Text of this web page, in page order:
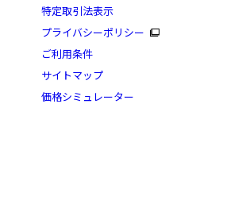
特定取引法表示
プライバシーポリシー
ご利用条件
サイトマップ
価格シミュレーター